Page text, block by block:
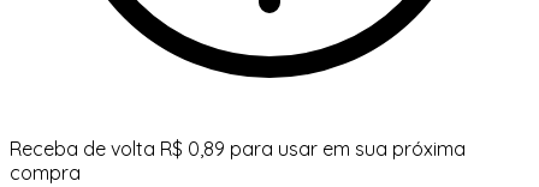
Receba de volta R$ 0,89 para usar em sua próxima
compra